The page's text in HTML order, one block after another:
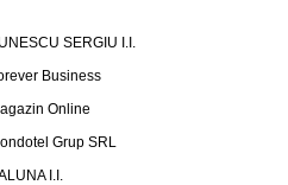
SERGIU I.I.
Business
Online
Grup SRL
I.I.